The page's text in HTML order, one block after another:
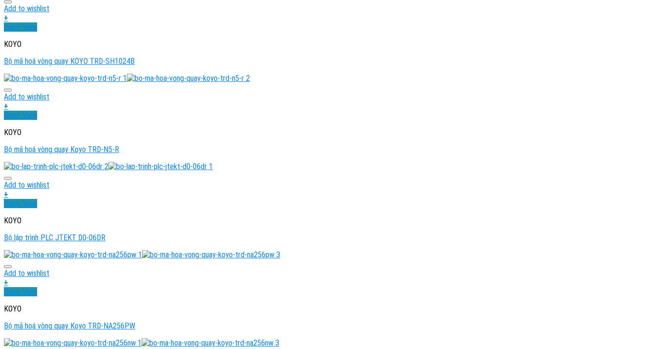
Add to wishlist
+
Quick View
KOYO
Bộ mã hoá vòng quay KOYO TRD-SH1024B
Add to wishlist
+
Quick View
KOYO
Bộ mã hoá vòng quay Koyo TRD-N5-R
Add to wishlist
+
Quick View
KOYO
Bộ lập trình PLC JTEKT D0-06DR
Add to wishlist
+
Quick View
KOYO
Bộ mã hoá vòng quay Koyo TRD-NA256PW